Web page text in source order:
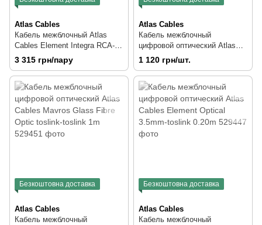
Atlas Cables
Кабель межблочный Atlas
Cables Element Integra RCA-
RCA 2m
3 315 грн/пару
Atlas Cables
Кабель межблочный
цифровой оптический Atlas
Cables Element Fibre Optic
toslink-toslink 1m
1 120 грн/шт.
Безкоштовна доставка
Atlas Cables
Кабель межблочный
Безкоштовна доставка
Atlas Cables
Кабель межблочный